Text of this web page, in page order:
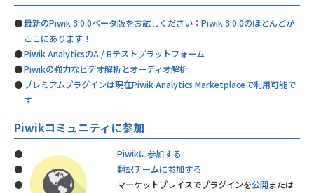
最新のPiwik 3.0.0ベータ版をお試しください：Piwik 3.0.0のほとんどが
ここにあります！
Piwik AnalyticsのA / Bテストプラットフォーム
Piwikの強力なビデオ解析とオーディオ解析
プレミアムプラグインは現在Piwik Analytics Marketplaceで利用可能で
す
Piwikコミュニティに参加
Piwikに参加する
翻訳チームに参加する
マーケットプレイスでプラグインを公開または